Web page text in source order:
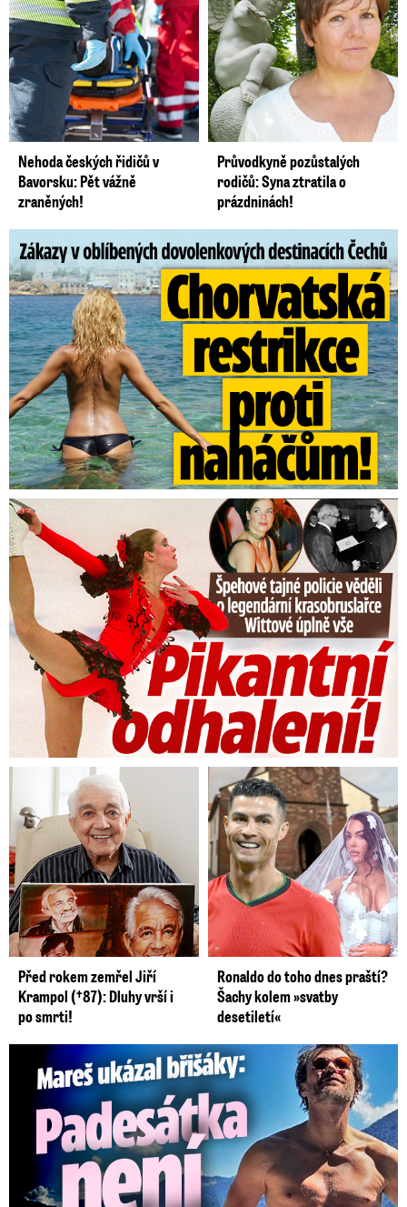
Nehoda českých řidičů v
Bavorsku: Pět vážně
zraněných!
Průvodkyně pozůstalých
rodičů: Syna ztratila o
prázdninách!
Zákazy v dovolenkových rájích: Restrikce proti naháčům!
Tajná policie špehovala krasobruslařku Wittovou: Pikantní ...
Před rokem zemřel Jiří
Krampol (†87): Dluhy vrší i
po smrti!
Ronaldo do toho dnes praští?
Šachy kolem »svatby
desetiletí«
Mareš v dokonalé formě ukázal břišáky: Padesátka není znát